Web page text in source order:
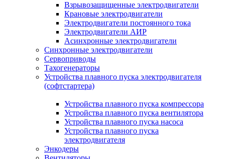
Взрывозащищенные электродвигатели
Крановые электродвигатели
Электродвигатели постоянного тока
Электродвигатели АИР
Асинхронные электродвигатели
Синхронные электродвигатели
Сервоприводы
Тахогенераторы
Устройства плавного пуска электродвигателя
(софтстартера)
Устройства плавного пуска компрессора
Устройства плавного пуска вентилятора
Устройства плавного пуска насоса
Устройства плавного пуска
электродвигателя
Энкодеры